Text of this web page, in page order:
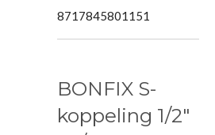
8717845801151
BONFIX S-
koppeling 1/2"